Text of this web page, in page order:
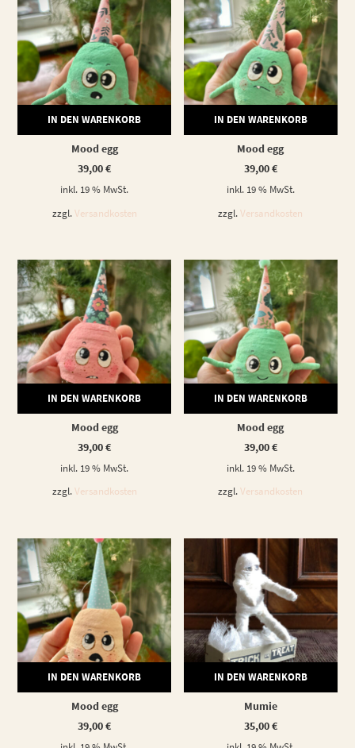
IN DEN WARENKORB
Mood egg
39,00€
inkl. 19 % MwSt.
zzgl. Versandkosten
IN DEN WARENKORB
Mood egg
39,00€
inkl. 19 % MwSt.
zzgl.Versandkosten
IN DEN WARENKORB
Mood egg
39,00€
inkl. 19 % MwSt.
zzgl. Versandkosten
IN DEN WARENKORB
Mood egg
39,00€
inkl. 19 % MwSt.
zzgl.Versandkosten
IN DEN WARENKORB
Mood egg
39,00€
IN DEN WARENKORB
Mumie
35,00€